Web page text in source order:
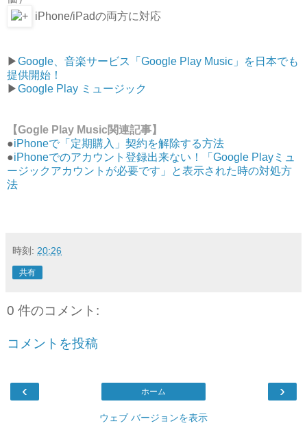
iPhone/iPadの両方に対応
▶︎Google、音楽サービス「Google Play Music」を日本でも
提供開始！
▶︎Google Play ミュージック
【Gogle Play Music関連記事】
●iPhoneで「定期購入」契約を解除する方法
●iPhoneでのアカウント登録出来ない！「Google Playミュ
ージックアカウントが必要です」と表示された時の対処方
法
時刻: 20:26
共有
0 件のコメント:
コメントを投稿
‹ ›
ホーム
ウェブ バージョンを表示